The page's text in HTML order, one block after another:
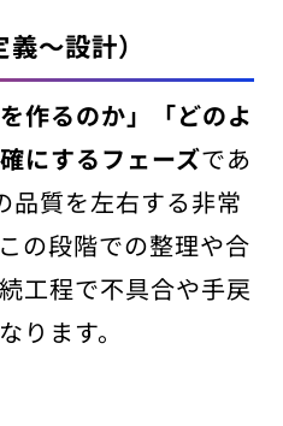
〜設計）
を作るのか」「どのよ
にするフェーズであ
品質を左右する非常
の段階での整理や合
工程で不具合や手戻
ります。